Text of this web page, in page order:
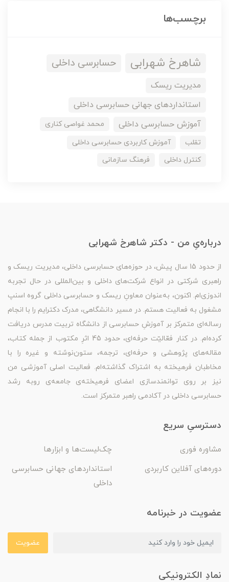
برچسب‌ها
شاهرخ شهرابی حسابرسی داخلی
مدیریت ریسک
استانداردهای جهانی حسابرسی داخلی
آموزش حسابرسی داخلی
محمد غواصی کناری
تقلب
آموزش کاربردی حسابرسی داخلی
کنترل داخلی
فرهنگ سازمانی
درباره‌یِ من - دکتر شاهرخ شهرابی
از حدود 15 سال پیش، در حوزه‌های حسابرسی داخلی، مدیریت ریسک و
راهبری شرکتی در انواع شرکت‌های داخلی و بین‌المللی در حال تجربه
اندوزی‌ام. اکنون، به‌عنوان معاونِ ریسک و حسابرسی داخلی گروه اسنپ
مشغول به فعالیت هستم. در مسیر دانشگاهی، مدرک دکترایم را با انجام
رساله‌ای متمرکز بر آموزشِ حسابرسی از دانشگاه تربیت مدرس دریافت
کرده‌ام. در کنار فعّالیّت حرفه‌ای، حدود 45 اثرِ مکتوب از جمله کتاب،
مقاله‌های پژوهشی و حرفه‌ای، ترجمه، ستون‌نوشته و غیره را با
مخاطبان فرهیخته به اشتراک گذاشته‌ام. فعالیت اصلی آموزشی من
نیز بر روی توانمندسازی اعضای فرهیخته‌ی جامعه‌ی روبه رشد
حسابرسی داخلی در آکادمی راهبر متمرکز است.
دسترسیِ سریع
مشاوره فوری
چک‌لیست‌ها و ابزارها
دوره‌های آفلاین کاربردی
استانداردهای جهانی حسابرسی
داخلی
عضویت در خبرنامه
عضویت
نمادِ الکترونیکی